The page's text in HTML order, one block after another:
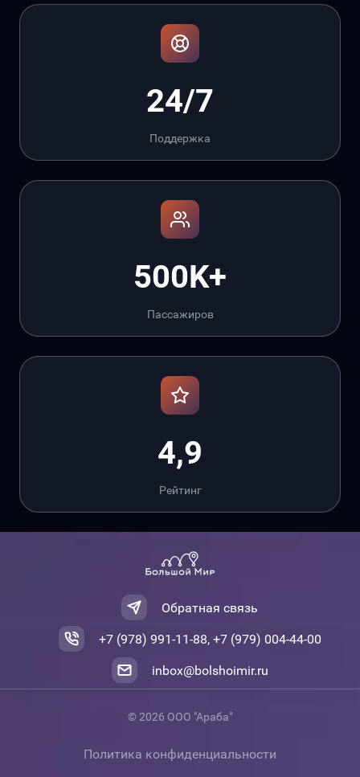
24/7
Поддержка
500K+
Пассажиров
4,9
Рейтинг
Обратная связь
+7 (978) 991-11-88, +7 (979) 004-44-00
inbox@bolshoimir.ru
© 2026 ООО "Араба"
Политика конфиденциальности